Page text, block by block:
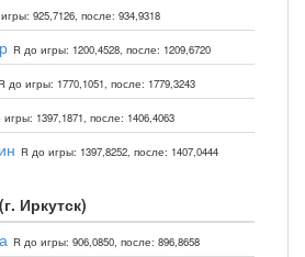
925,7126, после: 934,9318
R до игры: 1200,4528, после: 1209,6720
до игры: 1770,1051, после: 1779,3243
1397,1871, после: 1406,4063
R до игры: 1397,8252, после: 1407,0444
Иркутск)
R до игры: 906,0850, после: 896,8658